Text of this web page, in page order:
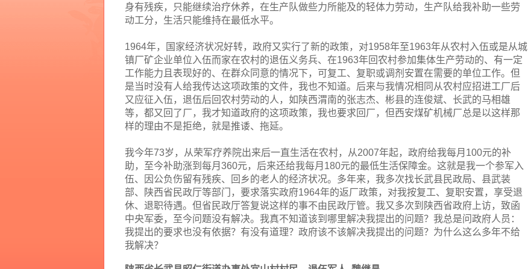
身有残疾，只能继续治疗休养，在生产队做些力所能及的轻体力劳动，生产队给我补助一些劳
动工分，生活只能维持在最低水平。
1964年，国家经济状况好转，政府又实行了新的政策，对1958年至1963年从农村入伍或是从城
镇厂矿企业单位入伍而家在农村的退伍义务兵、在1963年回农村参加集体生产劳动的、有一定
工作能力且表现好的、在群众同意的情况下，可复工、复职或调剂安置在需要的单位工作。但
是当时没有人给我传达这项政策的文件，我也不知道。后来与我情况相同从农村应招进工厂后
又应征入伍，退伍后回农村劳动的人，如陕西渭南的张志杰、彬县的连俊斌、长武的马相雄
等，都又回了厂，我才知道政府的这项政策，我也要求回厂，但西安煤矿机械厂总是以这样那
样的理由不是拒绝，就是推诿、拖延。
我今年73岁，从荣军疗养院出来后一直生活在农村，从2007年起，政府给我每月 100元的补
助，至今补助涨到每月 360元，后来还给我每月 180元的最低生活保障金。这就是我一个参军入
伍、因公负伤留有残疾、回乡的老人的经济状况。多年来，我多次找长武县民政局、县武装
部、陕西省民政厅等部门，要求落实政府1964年的返厂政策，对我按复工、复职安置，享受退
休、退职待遇。但省民政厅答复说这样的事不由民政厅管。我又多次到陕西省政府上访，致函
中央军委，至今问题没有解决。我真不知道该到哪里解决我提出的问题？我总是问政府人员：
我提出的要求也没有依据？有没有道理？政府该不该解决我提出的问题？为什么这么多年不给
我解决？